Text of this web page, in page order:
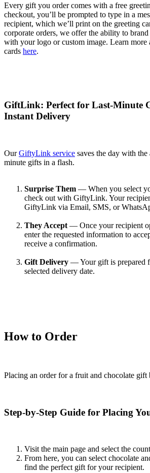
Every gift you order comes with a free
checkout, you’ll be prompted to type in a
recipient, which we’ll print on the greeting
corporate orders, we offer the ability to
with your logo or custom image. Learn more
cards here.
GiftLink: Perfect for Last-Minute
Instant Delivery
OurGiftyLink service saves the day with
minute gifts in a flash.
Surprise Them — When you select
check out with GiftyLink. Your
GiftyLink via Email, SMS, or
They Accept — Once your recipient
enter the requested information to
receive a confirmation.
Gift Delivery — Your gift is prepared
selected delivery date.
How to Order
Placing an order for a fruit and chocolate gift
Step-by-Step Guide for Placing
Visit the main page and select the
From here, you can select chocolate
find the perfect gift for your recipient.